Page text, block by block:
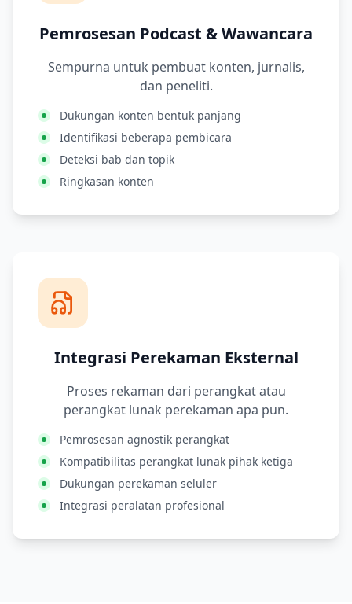
Pemrosesan Podcast & Wawancara
Sempurna untuk pembuat konten, jurnalis,
dan peneliti.
Dukungan konten bentuk panjang
Identifikasi beberapa pembicara
Deteksi bab dan topik
Ringkasan konten
Integrasi Perekaman Eksternal
Proses rekaman dari perangkat atau
perangkat lunak perekaman apa pun.
Pemrosesan agnostik perangkat
Kompatibilitas perangkat lunak pihak ketiga
Dukungan perekaman seluler
Integrasi peralatan profesional